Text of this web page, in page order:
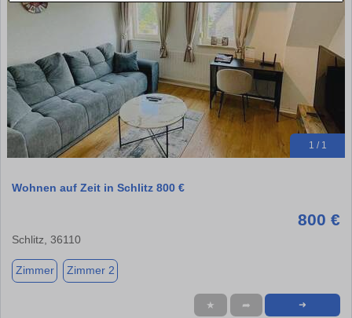
1 / 1
Wohnen auf Zeit in Schlitz 800 €
800 €
Schlitz, 36110
Zimmer Zimmer 2
★ ➦ ➜